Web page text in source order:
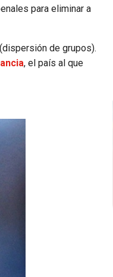
para eliminar a
de grupos).
, el país al que